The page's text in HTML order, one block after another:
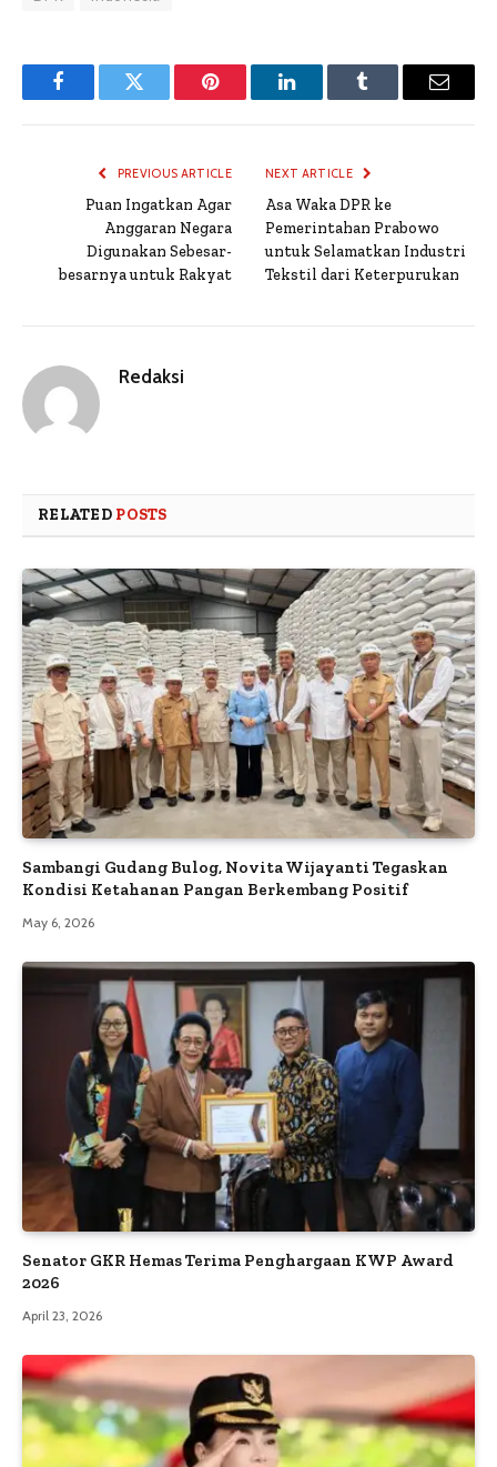
FacebookTwitter Pinterest LinkedInTumblr Email
PREVIOUS ARTICLE
Puan Ingatkan Agar
Anggaran Negara
Digunakan Sebesar-
besarnya untuk Rakyat
NEXT ARTICLE
Asa Waka DPR ke
Pemerintahan Prabowo
untuk Selamatkan Industri
Tekstil dari Keterpurukan
Redaksi
RELATED POSTS
Sambangi Gudang Bulog, Novita Wijayanti Tegaskan
Kondisi Ketahanan Pangan Berkembang Positif
May 6, 2026
Senator GKR Hemas Terima Penghargaan KWP Award
2026
April 23, 2026